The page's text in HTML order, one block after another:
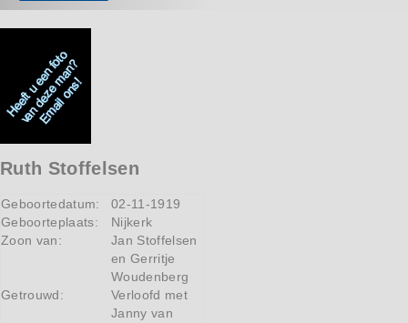
Ruth Stoffelsen
Geboortedatum:
02-11-1919
Geboorteplaats:
Nijkerk
Zoon van:
Jan Stoffelsen
en Gerritje
Woudenberg
Getrouwd:
Verloofd met
Janny van